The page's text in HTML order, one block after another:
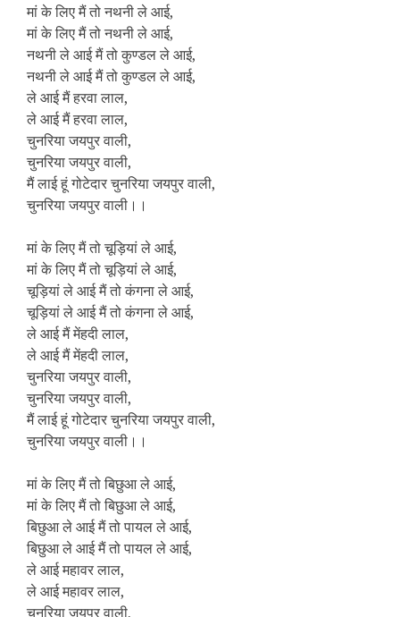
मां के लिए मैं तो नथनी ले आई,
मां के लिए मैं तो नथनी ले आई,
नथनी ले आई मैं तो कुण्डल ले आई,
नथनी ले आई मैं तो कुण्डल ले आई,
ले आई मैं हरवा लाल,
ले आई मैं हरवा लाल,
चुनरिया जयपुर वाली,
चुनरिया जयपुर वाली,
मैं लाई हूं गोटेदार चुनरिया जयपुर वाली,
चुनरिया जयपुर वाली।।
मां के लिए मैं तो चूड़ियां ले आई,
मां के लिए मैं तो चूड़ियां ले आई,
चूड़ियां ले आई मैं तो कंगना ले आई,
चूड़ियां ले आई मैं तो कंगना ले आई,
ले आई मैं मेंहदी लाल,
ले आई मैं मेंहदी लाल,
चुनरिया जयपुर वाली,
चुनरिया जयपुर वाली,
मैं लाई हूं गोटेदार चुनरिया जयपुर वाली,
चुनरिया जयपुर वाली।।
मां के लिए मैं तो बिछुआ ले आई,
मां के लिए मैं तो बिछुआ ले आई,
बिछुआ ले आई मैं तो पायल ले आई,
बिछुआ ले आई मैं तो पायल ले आई,
ले आई महावर लाल,
ले आई महावर लाल,
चुनरिया जयपुर वाली,